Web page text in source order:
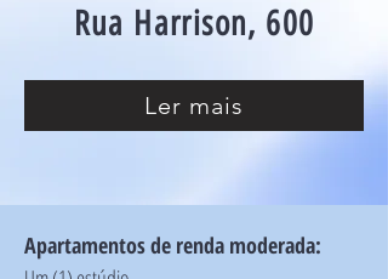
Rua Harrison, 600
Ler mais
Apartamentos de renda moderada: